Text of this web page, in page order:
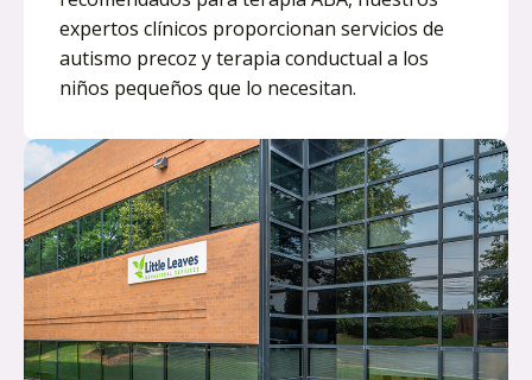
expertos clínicos proporcionan servicios de
autismo precoz y terapia conductual a los
niños pequeños que lo necesitan.